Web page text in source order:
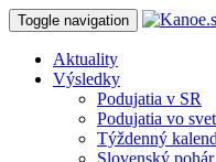
Toggle navigation
Aktuality
Výsledky
Podujatia v SR
Podujatia vo
Týždenný
Slovenský pohár